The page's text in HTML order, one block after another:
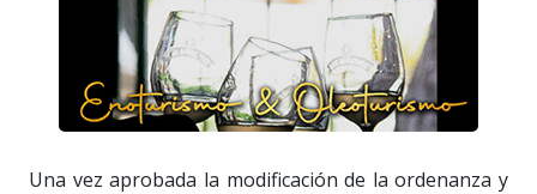
Una vez aprobada la modificación de la ordenanza y